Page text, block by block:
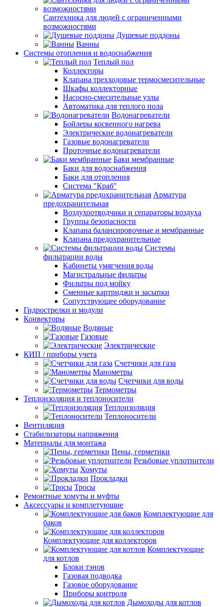
Сантехника для людей с ограниченными
возможностями
Душевые поддоны
Ванны
Системы отопления и водоснабжения
Теплый пол
Коллекторы
Клапана трехходовые термосмесительные
Шкафы коллекторные
Насосно-смесительные узлы
Автоматика для теплого пола
Водонагреватели
Бойлеры косвенного нагрева
Электрические водонагреватели
Газовые водонагреватели
Проточные водонагреватели
Баки мембранные
Баки для водоснабжения
Баки для отопления
Система "Краб"
Арматура
предохранительная
Воздухоотводчики и сепараторы воздуха
Группы безопасности
Клапана балансировочные и мембранные
Клапана предохранительные
Системы
фильтрации воды
Кабинеты умягчения воды
Магистральные фильтры
Фильтры под мойку
Сменные картриджи и засыпки
Сопутствующее оборудование
Гидрострелки и модули
Конвекторы
Водяные
Газовые
Электрические
КИП / приборы учета
Счетчики для газа
Манометры
Счетчики для воды
Термометры
Теплоизоляция и теплоносители
Теплоизоляция
Теплоносители
Вентиляция
Стабилизаторы напряжения
Материалы для монтажа
Пены, герметики
Резьбовые уплотнители
Хомуты
Прокладки
Тросы
Ремонтные хомуты и муфты
Аксессуары и комплетующие
Комплектующие для
баков
Комплектующие для коллекторов
Комплектующие
для котлов
Блоки тэнов
Газовая подводка
Газовое оборудование
Приборы контроля
Дымоходы для котлов